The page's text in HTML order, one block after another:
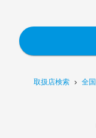
取扱店検索 全国